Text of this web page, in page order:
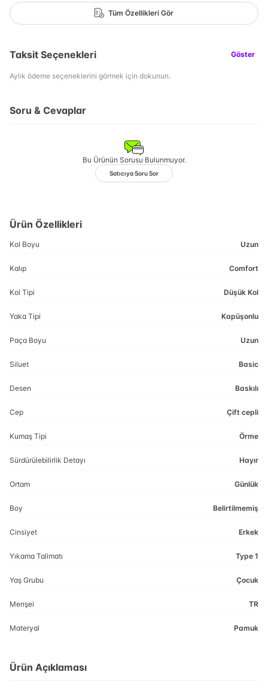
Tüm Özellikleri Gör
Taksit Seçenekleri Göster
Aylık ödeme seçeneklerini görmek için dokunun.
Soru & Cevaplar
Bu Ürünün Sorusu Bulunmuyor.
Satıcıya Soru Sor
Ürün Özellikleri
Kol Boyu Uzun
Kalıp Comfort
Kol Tipi Düşük Kol
Yaka Tipi Kapüşonlu
Paça Boyu Uzun
Siluet Basic
Desen Baskılı
Cep Çift cepli
Kumaş Tipi Örme
Sürdürülebilirlik Detayı Hayır
Ortam Günlük
Boy Belirtilmemiş
Cinsiyet Erkek
Yıkama Talimatı Type 1
Yaş Grubu Çocuk
Menşei TR
Materyal Pamuk
Ürün Açıklaması